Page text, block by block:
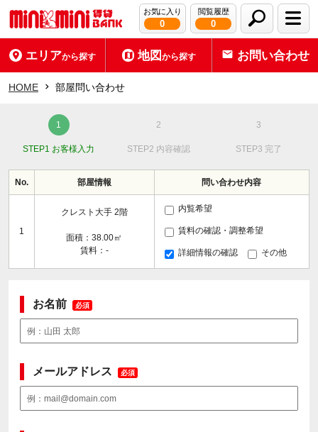
お気に入り
0
閲覧履歴
0
エリアから探す 地図から探す お問い合わせ
HOME 部屋問い合わせ
STEP1 お客様入力 STEP2 内容確認 STEP3 完了
No. 部屋情報 問い合わせ内容
1
クレスト大手 2階
面積：38.00㎡
賃料：-
内覧希望
賃料の確認・調整希望
詳細情報の確認 その他
お名前 必須
メールアドレス 必須